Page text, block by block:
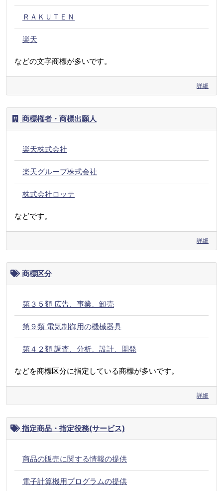
ＲＡＫＵＴＥＮ
楽天
などの文字商標が多いです。
詳細
商標権者・商標出願人
楽天株式会社
楽天グループ株式会社
株式会社ロッテ
などです。
詳細
商標区分
第３５類 広告、事業、卸売
第９類 電気制御用の機械器具
第４２類 調査、分析、設計、開発
などを商標区分に指定している商標が多いです。
詳細
指定商品・指定役務(サービス)
商品の販売に関する情報の提供
電子計算機用プログラムの提供